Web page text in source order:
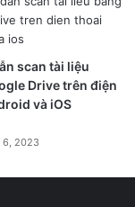
scan tài liệu
Drive trên điện
và iOS
6, 2023